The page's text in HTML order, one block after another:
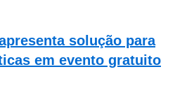
solução para
em evento gratuito